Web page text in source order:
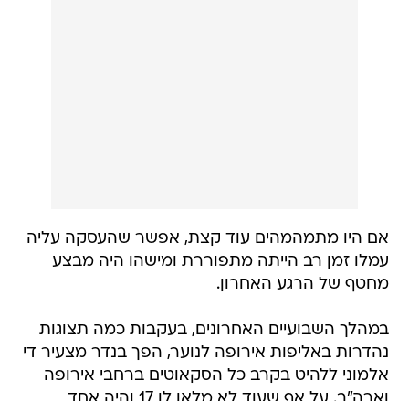
אם היו מתמהמהים עוד קצת, אפשר שהעסקה עליה
עמלו זמן רב הייתה מתפוררת ומישהו היה מבצע
מחטף של הרגע האחרון.
במהלך השבועיים האחרונים, בעקבות כמה תצוגות
נהדרות באליפות אירופה לנוער, הפך בנדר מצעיר די
אלמוני ללהיט בקרב כל הסקאוטים ברחבי אירופה